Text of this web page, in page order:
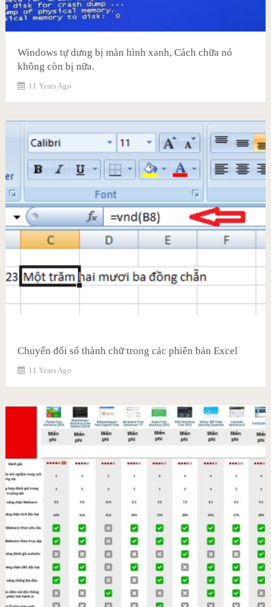
Windows tự dưng bị màn hình xanh, Cách chữa nó
không còn bị nữa.
11 Years Ago
Chuyển đổi số thành chữ trong các phiên bản Excel
11 Years Ago